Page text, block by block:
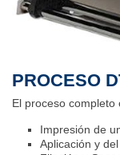
PROCESO
El proceso completo
Impresión de
Aplicación y